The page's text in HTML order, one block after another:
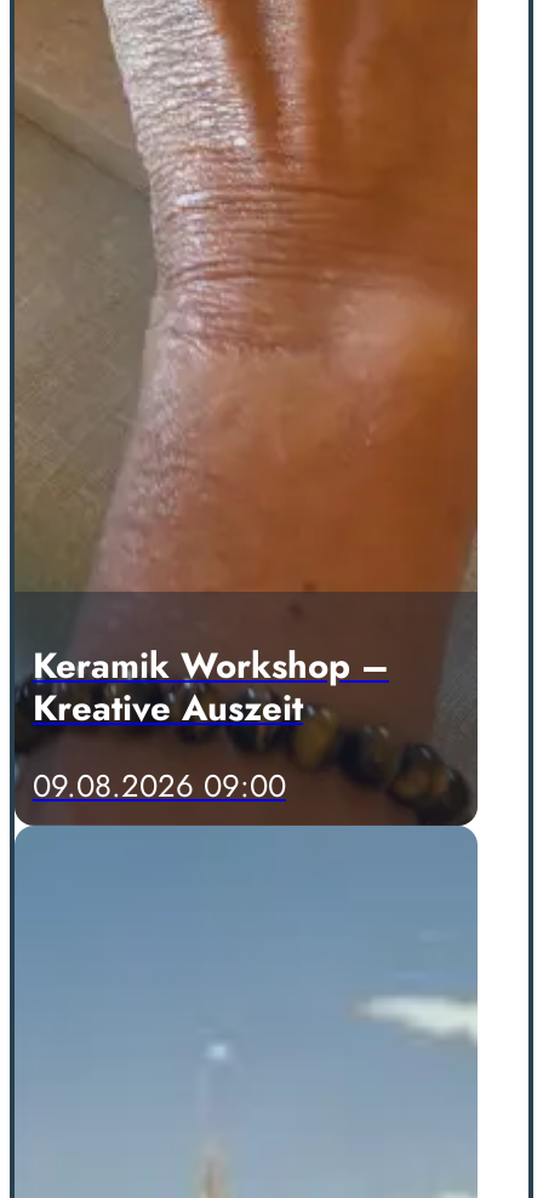
Keramik Workshop –
Kreative Auszeit
09.08.2026 09:00